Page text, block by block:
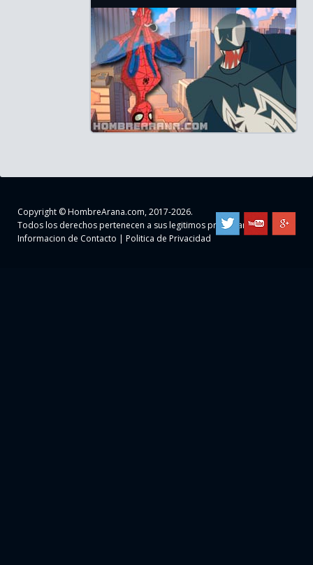
Copyright ©HombreArana.com, 2017-2026.
Todos los derechos pertenecen a sus legitimos propietarios
Informacion de Contacto | Politica de Privacidad